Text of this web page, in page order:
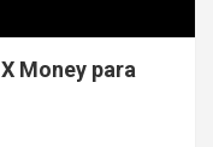
Money para